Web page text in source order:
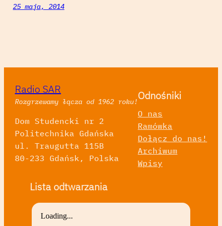
25 maja, 2014
Radio SAR
Rozgrzewamy łącza od 1962 roku!
Dom Studencki nr 2
Politechnika Gdańska
ul. Traugutta 115B
80-233 Gdańsk, Polska
Odnośniki
O nas
Ramówka
Dołącz do nas!
Archiwum
Wpisy
Lista odtwarzania